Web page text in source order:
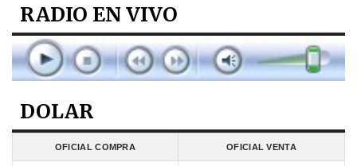
RADIO EN VIVO
DOLAR
OFICIAL COMPRA OFICIAL VENTA